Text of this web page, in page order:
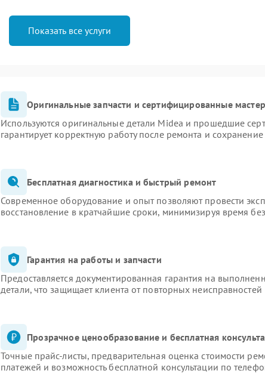
Показать все услуги
Оригинальные запчасти и сертифицированные
Используются оригинальные детали Midea и прошедшие
гарантирует корректную работу после ремонта и
Бесплатная диагностика и быстрый ремонт
Современное оборудование и опыт позволяют провести
восстановление в кратчайшие сроки, минимизируя время без
Гарантия на работы и запчасти
Предоставляется документированная гарантия на
детали, что защищает клиента от повторных неисправностей
Прозрачное ценообразование и бесплатная
Точные прайс-листы, предварительная оценка стоимости
платежей и возможность бесплатной консультации по